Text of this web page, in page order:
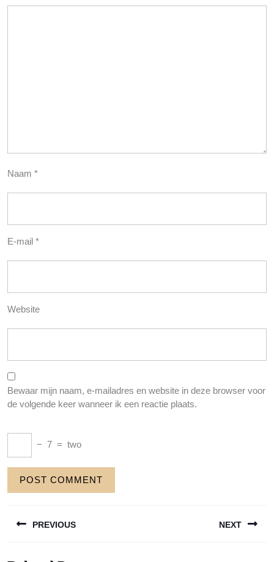
Naam *
E-mail *
Website
Bewaar mijn naam, e-mailadres en website in deze browser voor
de volgende keer wanneer ik een reactie plaats.
− 7 = two
PREVIOUS NEXT